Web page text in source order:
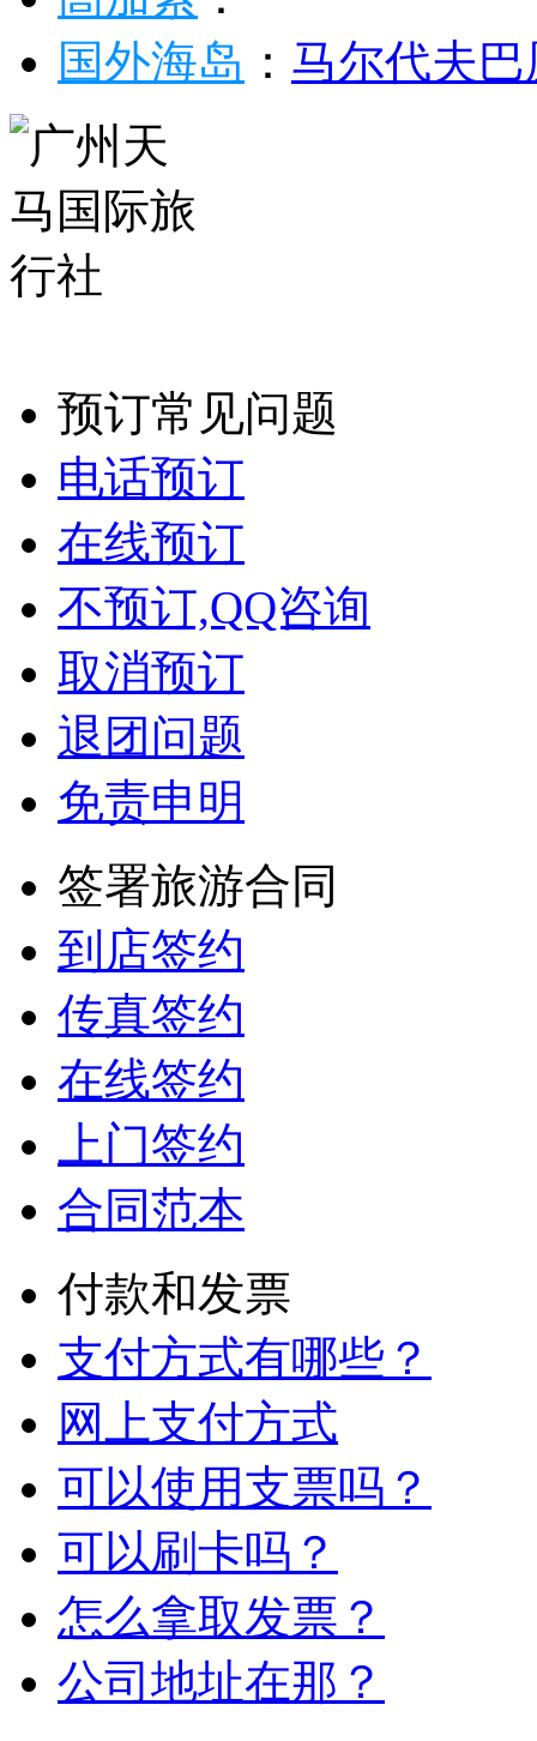
国外海岛 ： 马尔代夫
预订常见问题
电话预订
在线预订
不预订,QQ咨询
取消预订
退团问题
免责申明
签署旅游合同
到店签约
传真签约
在线签约
上门签约
合同范本
付款和发票
支付方式有哪些？
网上支付方式
可以使用支票吗？
可以刷卡吗？
怎么拿取发票？
公司地址在那？